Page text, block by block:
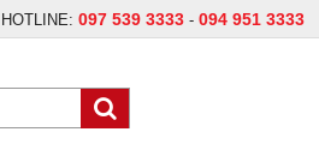
HOTLINE: 097 539 3333 - 094 951 3333